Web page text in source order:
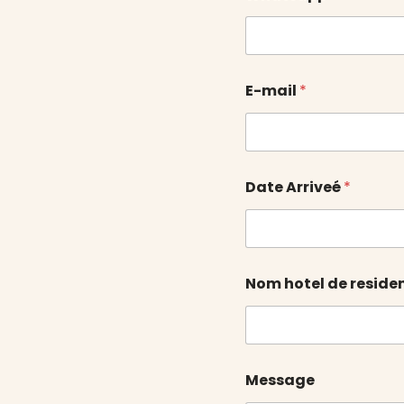
E-mail *
Date Arriveé*
Nom hotel de
Message